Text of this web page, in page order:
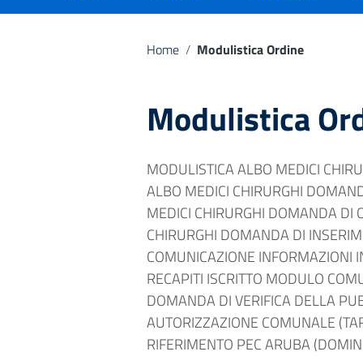
Home / Modulistica Ordine
Modulistica
MODULISTICA ALBO MEDICI
ALBO MEDICI CHIRURGHI
MEDICI CHIRURGHI DOMANDA DI
CHIRURGHI DOMANDA DI
COMUNICAZIONE INFORMAZIONI
RECAPITI ISCRITTO MODULO
DOMANDA DI VERIFICA DELLA
AUTORIZZAZIONE COMUNALE
RIFERIMENTO PEC ARUBA